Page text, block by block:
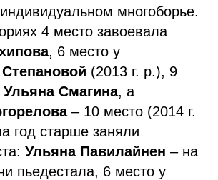
многоборье.
4 место завоевала
, 6 место у
(2013 г. р.), 9
Ульяна Смагина, а
– 10 место (2014 г.
год старше заняли
Ульяна Павилайнен – на
пьедестала, 6 место у